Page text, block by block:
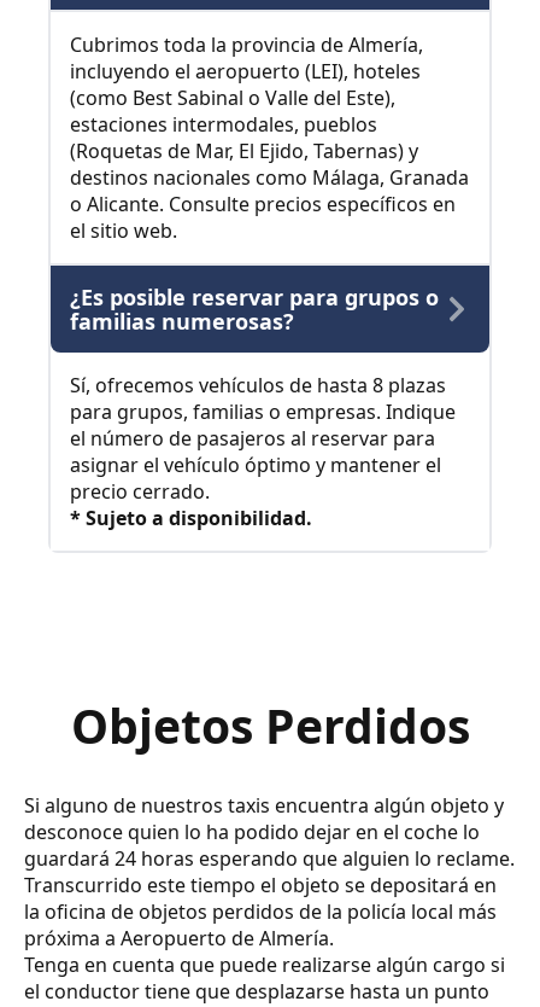
Cubrimos toda la provincia de Almería,
incluyendo el aeropuerto (LEI), hoteles
(como Best Sabinal o Valle del Este),
estaciones intermodales, pueblos
(Roquetas de Mar, El Ejido, Tabernas) y
destinos nacionales como Málaga, Granada
o Alicante. Consulte precios específicos en
el sitio web.
¿Es posible reservar para grupos o
familias numerosas?
Sí, ofrecemos vehículos de hasta 8 plazas
para grupos, familias o empresas. Indique
el número de pasajeros al reservar para
asignar el vehículo óptimo y mantener el
precio cerrado.
* Sujeto a disponibilidad.
Objetos Perdidos
Si alguno de nuestros taxis encuentra algún objeto y
desconoce quien lo ha podido dejar en el coche lo
guardará 24 horas esperando que alguien lo reclame.
Transcurrido este tiempo el objeto se depositará en
la oficina de objetos perdidos de la policía local más
próxima a Aeropuerto de Almería.
Tenga en cuenta que puede realizarse algún cargo si
el conductor tiene que desplazarse hasta un punto